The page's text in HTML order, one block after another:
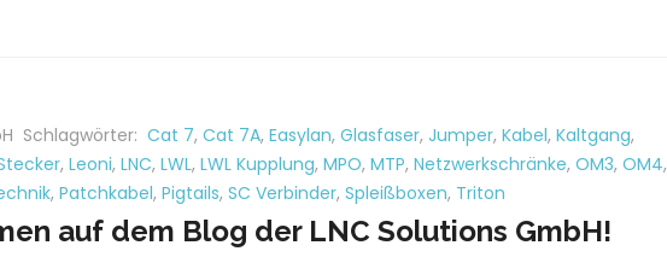
Schlagwörter: Cat 7, Cat 7A, Easylan, Glasfaser, Jumper, Kabel, Kaltgang,
, Leoni, LNC, LWL, LWL Kupplung, MPO, MTP, Netzwerkschränke, OM3, OM4,
, Patchkabel, Pigtails, SC Verbinder, Spleißboxen, Triton
auf dem Blog der LNC Solutions GmbH!